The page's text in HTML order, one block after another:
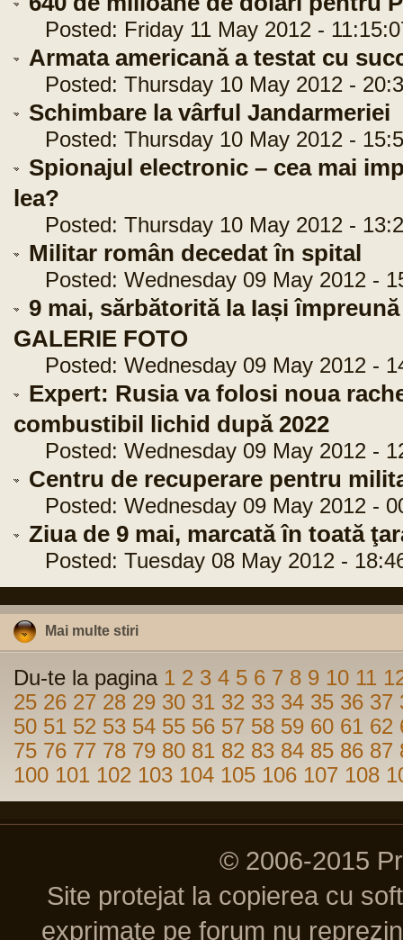
Posted: Friday 11 May 2012 -
Armata americană a testat cu
Posted: Thursday 10 May 2012 -
Schimbare la vârful Jandarmeriei
Posted: Thursday 10 May 2012 -
Spionajul electronic – cea mai
lea?
Posted: Thursday 10 May 2012 -
Militar român decedat în spital
Posted: Wednesday 09 May 2012 -
9 mai, sărbătorită la Iași
GALERIE FOTO
Posted: Wednesday 09 May 2012 -
Expert: Rusia va folosi noua
combustibil lichid după 2022
Posted: Wednesday 09 May 2012 -
Centru de recuperare pentru
Posted: Wednesday 09 May 2012 -
Ziua de 9 mai, marcată în toată
Posted: Tuesday 08 May 2012 -
Mai multe stiri
Du-te la pagina 1 2 3 4 5 6 7 8 9 10 11
25 26 27 28 29 30 31 32 33 34 35 36 37
50 51 52 53 54 55 56 57 58 59 60 61 62
75 76 77 78 79 80 81 82 83 84 85 86 87
100 101 102 103 104 105 106 107 108
© 2006-2015
Site protejat la copierea cu
exprimate pe forum nu